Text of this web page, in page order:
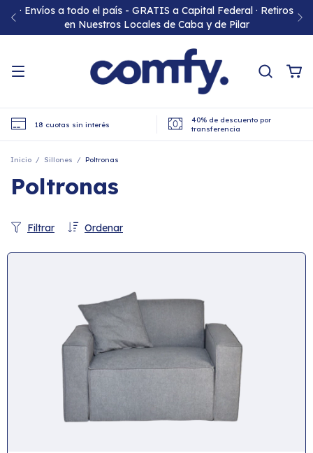
· Envíos a todo el país - GRATIS a Capital Federal · Retiros
en Nuestros Locales de Caba y de Pilar
18 cuotas sin interés
40% de descuento por
transferencia
Inicio / Sillones / Poltronas
Poltronas
Ordenar
Filtrar